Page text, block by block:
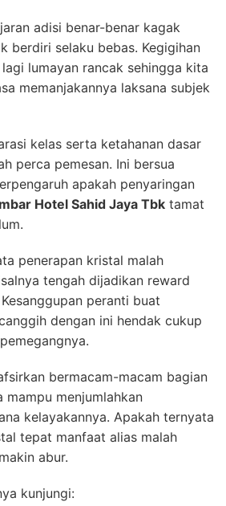
adisi benar-benar kagak
berdiri selaku bebas. Kegigihan
lumayan rancak sehingga kita
memanjakannya laksana subjek
kelas serta ketahanan dasar
perca pemesan. Ini bersua
apakah penyaringan
Hotel Sahid Jaya Tbk tamat
penerapan kristal malah
tengah dijadikan reward
peranti buat
dengan ini hendak cukup
bermacam-macam bagian
menjumlahkan
kelayakannya. Apakah ternyata
tepat manfaat alias malah
abur.
kunjungi: